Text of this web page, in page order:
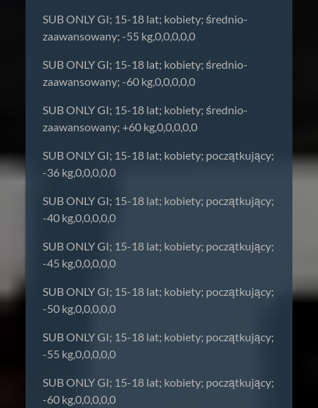
SUB ONLY GI; 15-18 lat; kobiety; średnio-
zaawansowany; -55 kg,0,0,0,0,0
SUB ONLY GI; 15-18 lat; kobiety; średnio-
zaawansowany; -60 kg,0,0,0,0,0
SUB ONLY GI; 15-18 lat; kobiety; średnio-
zaawansowany; +60 kg,0,0,0,0,0
SUB ONLY GI; 15-18 lat; kobiety; początkujący;
-36 kg,0,0,0,0,0
SUB ONLY GI; 15-18 lat; kobiety; początkujący;
-40 kg,0,0,0,0,0
SUB ONLY GI; 15-18 lat; kobiety; początkujący;
-45 kg,0,0,0,0,0
SUB ONLY GI; 15-18 lat; kobiety; początkujący;
-50 kg,0,0,0,0,0
SUB ONLY GI; 15-18 lat; kobiety; początkujący;
-55 kg,0,0,0,0,0
SUB ONLY GI; 15-18 lat; kobiety; początkujący;
-60 kg,0,0,0,0,0